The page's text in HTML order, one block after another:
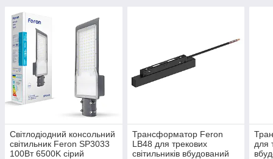
Світлодіодний консольний
світильник Feron SP3033
100Вт 6500K сірий
Трансформатор Feron
LB48 для трекових
світильників вбудований
для